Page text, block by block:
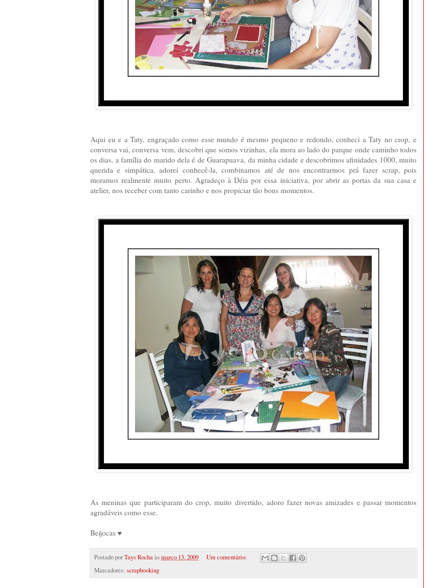
Aqui eu e a Taty, engraçado como esse mundo é mesmo pequeno e redondo, conheci a Taty no crop, e
conversa vai, conversa vem, descobri que somos vizinhas, ela mora ao lado do parque onde caminho todos
os dias, a família do marido dela é de Guarapuava, da minha cidade e descobrimos afinidades 1000, muito
querida e simpática, adorei conhecê-la, combinamos até de nos encontrarmos prá fazer scrap, pois
moramos realmente muito perto. Agradeço à Déia por essa iniciativa, por abrir as portas da sua casa e
atelier, nos receber com tanto carinho e nos propiciar tão bons momentos.
As meninas que participaram do crop, muito divertido, adoro fazer novas amizades e passar momentos
agradáveis como esse.
Beijocas ♥
Postado porTays Rochaàsmarço 13, 2009
Um comentário:
Marcadores: scrapbooking